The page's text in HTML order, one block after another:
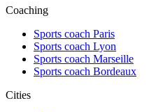
Coaching
Sports coach Paris
Sports coach Lyon
Sports coach Marseille
Sports coach Bordeaux
Cities